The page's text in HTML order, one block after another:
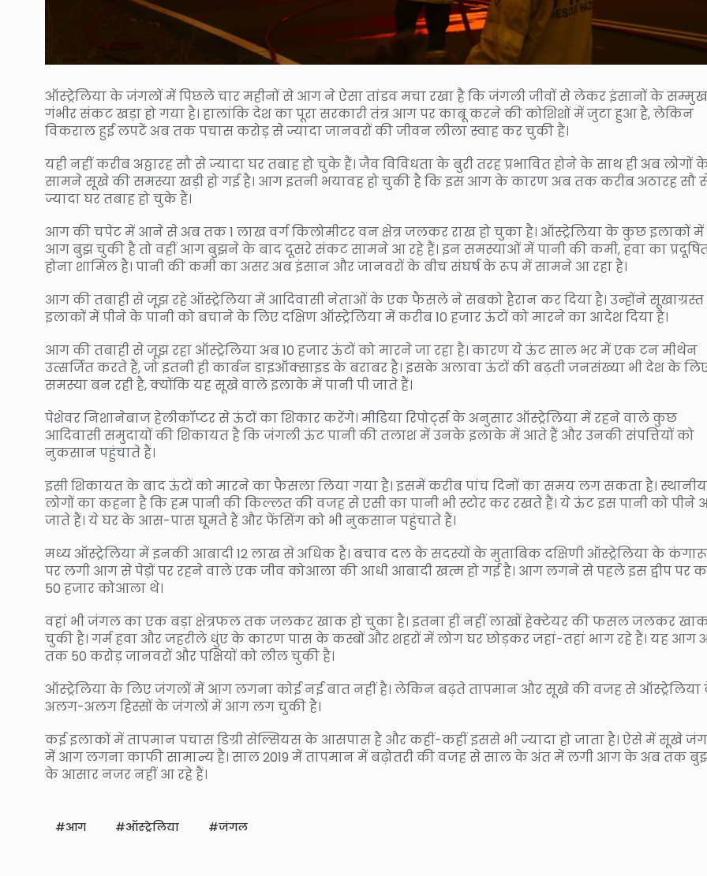
ऑस्ट्रेलिया के जंगलों में पिछले चार महीनों से आग ने ऐसा तांडव मचा रखा है कि जंगली जीवों से लेकर इंसानों के सम्मुख
गंभीर संकट खड़ा हो गया है। हालांकि देश का पूरा सरकारी तंत्र आग पर काबू करने की कोशिशों में जुटा हुआ है, लेकिन
विकराल हुई लपटें अब तक पचास करोड़ से ज्यादा जानवरों की जीवन लीला स्वाह कर चुकी हैं।
यही नहीं करीब अठ्ठारह सौ से ज्यादा घर तबाह हो चुके हैं। जैव विविधता के बुरी तरह प्रभावित होने के साथ ही अब लोगों
सामने सूखे की समस्या खड़ी हो गई है। आग इतनी भयावह हो चुकी है कि इस आग के कारण अब तक करीब अठारह सौ
ज्यादा घर तबाह हो चुके हैं।
आग की चपेट में आने से अब तक 1 लाख वर्ग किलोमीटर वन क्षेत्र जलकर राख हो चुका है। ऑस्ट्रेलिया के कुछ इलाकों में
आग बुझ चुकी है तो वहीं आग बुझने के बाद दूसरे संकट सामने आ रहे हैं। इन समस्याओं में पानी की कमी, हवा का
होना शामिल है। पानी की कमी का असर अब इंसान और जानवरों के बीच संघर्ष के रूप में सामने आ रहा है।
आग की तबाही से जूझ रहे ऑस्ट्रेलिया में आदिवासी नेताओं के एक फैसले ने सबको हैरान कर दिया है। उन्होंने सूखाग्रस्त
इलाकों में पीने के पानी को बचाने के लिए दक्षिण ऑस्ट्रेलिया में करीब 10 हजार ऊंटों को मारने का आदेश दिया है।
आग की तबाही से जूझ रहा ऑस्ट्रेलिया अब 10 हजार ऊंटों को मारने जा रहा है। कारण ये ऊंट साल भर में एक टन मीथेन
उत्सर्जित करते हैं, जो इतनी ही कार्बन डाइऑक्साइड के बराबर है। इसके अलावा ऊंटों की बढ़ती जनसंख्या भी देश के
समस्या बन रही है, क्योंकि यह सूखे वाले इलाके में पानी पी जाते हैं।
पेशेवर निशानेबाज हेलीकॉप्टर से ऊंटों का शिकार करेंगे। मीडिया रिपोर्ट्स के अनुसार ऑस्ट्रेलिया में रहने वाले कुछ
आदिवासी समुदायों की शिकायत है कि जंगली ऊंट पानी की तलाश में उनके इलाके में आते हैं और उनकी संपत्तियों को
नुकसान पहुंचाते हैं।
इसी शिकायत के बाद ऊंटों को मारने का फैसला लिया गया है। इसमें करीब पांच दिनों का समय लग सकता है। स्थानीय
लोगों का कहना है कि हम पानी की किल्लत की वजह से एसी का पानी भी स्टोर कर रखते हैं। ये ऊंट इस पानी को पीने
जाते हैं। ये घर के आस-पास घूमते हैं और फेंसिंग को भी नुकसान पहुंचाते हैं।
मध्य ऑस्ट्रेलिया में इनकी आबादी 12 लाख से अधिक है। बचाव दल के सदस्यों के मुताबिक दक्षिणी ऑस्ट्रेलिया के कंगारू
पर लगी आग से पेड़ों पर रहने वाले एक जीव कोआला की आधी आबादी खत्म हो गई है। आग लगने से पहले इस द्वीप पर
50 हजार कोआला थे।
वहां भी जंगल का एक बड़ा क्षेत्रफल तक जलकर खाक हो चुका है। इतना ही नहीं लाखों हेक्टेयर की फसल जलकर खाक
चुकी है। गर्म हवा और जहरीले धुंए के कारण पास के कस्बों और शहरों में लोग घर छोड़कर जहां-तहां भाग रहे हैं। यह आग
तक 50 करोड़ जानवरों और पक्षियों को लील चुकी है।
ऑस्ट्रेलिया के लिए जंगलों में आग लगना कोई नई बात नहीं है। लेकिन बढ़ते तापमान और सूखे की वजह से
अलग-अलग हिस्सों के जंगलों में आग लग चुकी है।
कई इलाकों में तापमान पचास डिग्री सेल्सियस के आसपास है और कहीं-कहीं इससे भी ज्यादा हो जाता है। ऐसे में सूखे
में आग लगना काफी सामान्य है। साल 2019 में तापमान में बढ़ोतरी की वजह से साल के अंत में लगी आग के अब तक
के आसार नजर नहीं आ रहे हैं।
आग ऑस्ट्रेलिया जंगल